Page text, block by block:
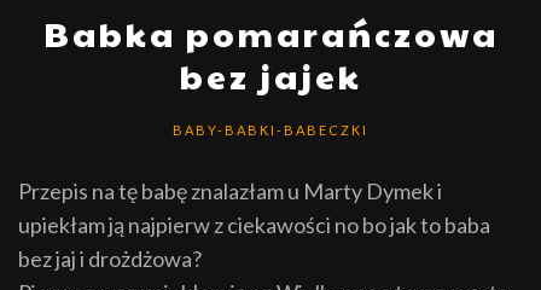
Babka pomarańczowa
bez jajek
BABY-BABKI-BABECZKI
Przepis na tę babę znalazłam u Marty Dymek i
upiekłam ją najpierw z ciekawości no bo jak to baba
bez jaj i drożdżowa?